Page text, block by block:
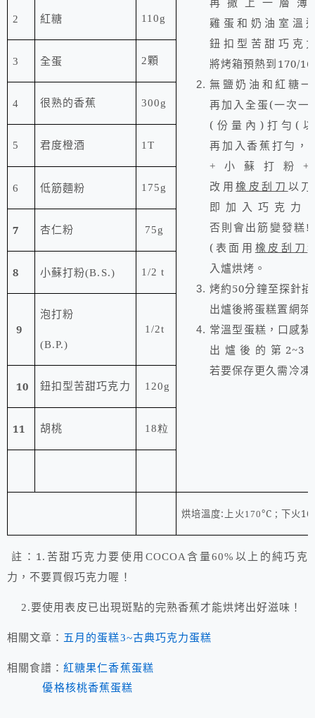
雞蛋和奶油室溫
鈕扣型苦甜巧克
將烤箱預熱到 170/
無鹽奶油 和紅糖
再加入全蛋(一次一
( 份量內 ) 打勻 (
再加入香蕉 打勻
+ 小蘇打粉 +
改用橡皮刮刀 以
即加入巧克力
否則會出筋變發糕!)
( 表面用 橡皮刮刀
入爐烘烤。
烤約50分鐘至探針
出爐後將蛋糕置網
常溫型蛋糕，口感
出爐後的第 2~3
若要保存更久需冷凍
2 紅糖 110g
3 全蛋 2顆
4 很熟的香蕉 300g
5 君度橙酒 1T
6 低筋麵粉 175g
7 杏仁粉 75g
8 小蘇打粉(B.S.) 1/2 t
9
泡打粉
(B.P.)
1/2t
10 鈕扣型苦甜巧克力 120g
11 胡桃 18粒
烘培溫度: 上火 170°C ; 下火
註：1. 苦甜巧克力要使用 COCOA 含量60% 以上的純巧克
力，不要買假巧克力喔！
2.要使用表皮已出現斑點的完熟香蕉才能烘烤出好滋味！
相關文章： 五月的蛋糕3~古典巧克力蛋糕
相關食譜：紅糖果仁香蕉蛋糕
優格核桃香蕉蛋糕